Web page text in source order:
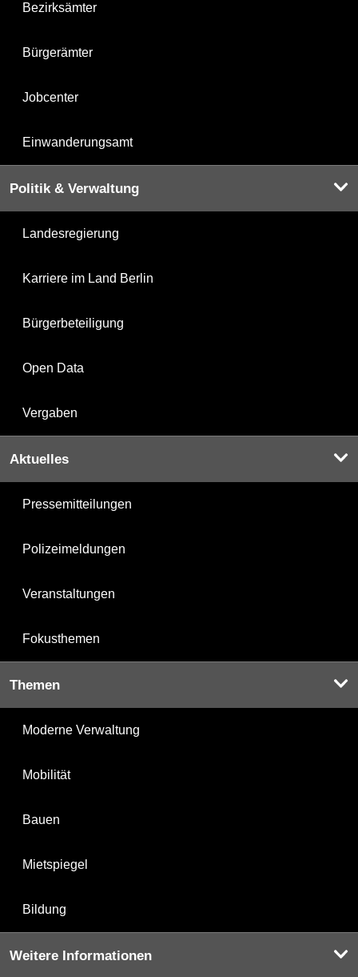
Bezirksämter
Bürgerämter
Jobcenter
Einwanderungsamt
Politik & Verwaltung
Landesregierung
Karriere im Land Berlin
Bürgerbeteiligung
Open Data
Vergaben
Aktuelles
Pressemitteilungen
Polizeimeldungen
Veranstaltungen
Fokusthemen
Themen
Moderne Verwaltung
Mobilität
Bauen
Mietspiegel
Bildung
Weitere Informationen